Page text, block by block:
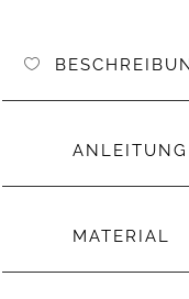
ANLEITUNG
MATERIAL